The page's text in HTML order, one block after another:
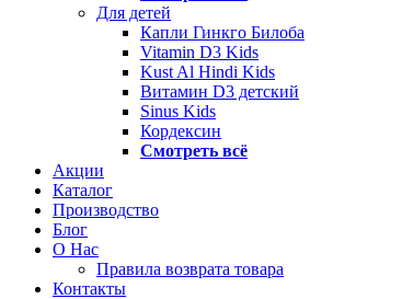
Для детей
Капли Гинкго Билоба
Vitamin D3 Kids
Kust Al Hindi Kids
Витамин D3 детский
Sinus Kids
Кордексин
Смотреть всё
Акции
Каталог
Производство
Блог
О Нас
Правила возврата товара
Контакты